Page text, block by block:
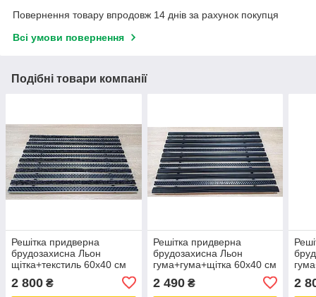
Повернення товару впродовж 14 днів за рахунок покупця
Всі умови повернення
Подібні товари компанії
Решітка придверна
брудозахисна Льон
щітка+текстиль 60х40 см
2 800 ₴
Решітка придверна
брудозахисна Льон
гума+гума+щітка 60х40 см
2 490₴ 2